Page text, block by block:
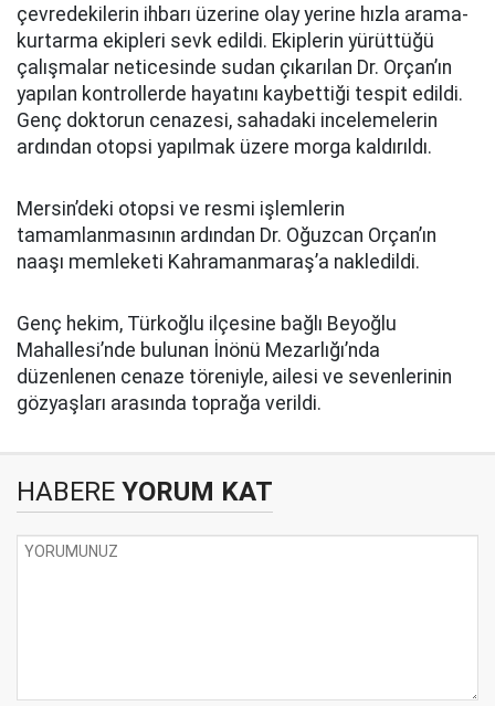
çevredekilerin ihbarı üzerine olay yerine hızla arama-
kurtarma ekipleri sevk edildi. Ekiplerin yürüttüğü
çalışmalar neticesinde sudan çıkarılan Dr. Orçan’ın
yapılan kontrollerde hayatını kaybettiği tespit edildi.
Genç doktorun cenazesi, sahadaki incelemelerin
ardından otopsi yapılmak üzere morga kaldırıldı.
Mersin’deki otopsi ve resmi işlemlerin
tamamlanmasının ardından Dr. Oğuzcan Orçan’ın
naaşı memleketi Kahramanmaraş’a nakledildi.
Genç hekim, Türkoğlu ilçesine bağlı Beyoğlu
Mahallesi’nde bulunan İnönü Mezarlığı’nda
düzenlenen cenaze töreniyle, ailesi ve sevenlerinin
gözyaşları arasında toprağa verildi.
HABERE YORUM KAT